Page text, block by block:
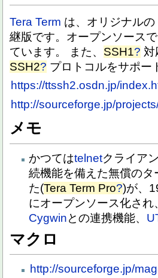
Tera Term は、オリジナルの
継版です。オープンソース
ています。 また、 SSH1?
SSH2? プロトコルをサポー
https://ttssh2.osdn.jp/
http://sourceforge.jp/
メモ
かつてはtelnetクライア
続機能を備えた無償の
た(Tera Term Pro?)が、
にオープンソース化され
Cygwinとの連携機能、
マクロ
http://sourceforge.jp/